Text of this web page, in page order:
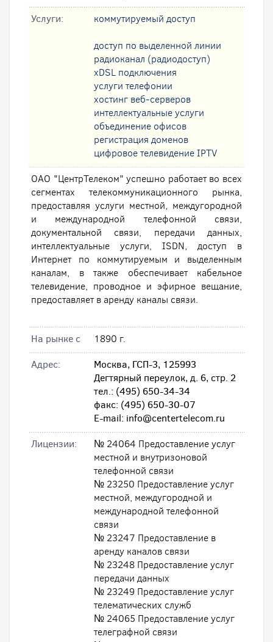
Услуги:
коммутируемый доступ
доступ по выделенной линии
радиоканал (радиодоступ)
xDSL подключения
услуги телефонии
хостинг веб-серверов
интеллектуальные услуги
oбъединение офисов
регистрация доменов
цифровое телевидение IPTV
ОАО "ЦентрТелеком" успешно работает во всех
сегментах телекоммуникационного рынка,
предоставляя услуги местной, междугородной
и международной телефонной связи,
документальной связи, передачи данных,
интеллектуальные услуги, ISDN, доступ в
Интернет по коммутируемым и выделенным
каналам, в также обеспечивает кабельное
телевидение, проводное и эфирное вещание,
предоставляет в аренду каналы связи.
На рынке с
1890 г.
Адрес:
Москва, ГСП-3, 125993
Дегтярный переулок, д. 6, стр. 2
тел.: (495) 650-34-34
факс: (495) 650-30-07
E-mail: info@centertelecom.ru
Лицензии:
№ 24064 Предоставление услуг
местной и внутризоновой
телефонной связи
№ 23250 Предоставление услуг
местной, междугородной и
международной телефонной
связи
№ 23247 Предоставление в
аренду каналов связи
№ 23248 Предоставление услуг
передачи данных
№ 23249 Предоставление услуг
телематических служб
№ 24065 Предоставление услуг
телеграфной связи